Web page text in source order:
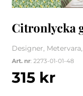
Citronlycka
Designer,
Art. nr: 2273-01-01-48
315 kr